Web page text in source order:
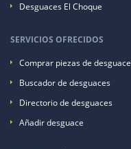
Desguaces El Choque
SERVICIOS OFRECIDOS
Comprar piezas de desguace
Buscador de desguaces
Directorio de desguaces
Añadir desguace